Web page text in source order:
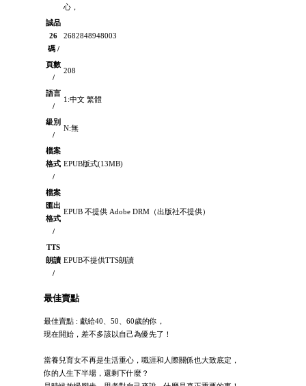
心，
誠品
26
碼 /
2682848948003
頁數
/
208
語言
/
1:中文 繁體
級別
/
N:無
檔案
格式
/
EPUB版式(13MB)
檔案
匯出
格式
/
EPUB 不提供 Adobe DRM（出版社不提供）
TTS
朗讀
/
EPUB不提供TTS朗讀
最佳賣點
最佳賣點 : 獻給40、50、60歲的你，
現在開始，差不多該以自己為優先了！
當養兒育女不再是生活重心，職涯和人際關係也大致底定，
你的人生下半場，還剩下什麼？